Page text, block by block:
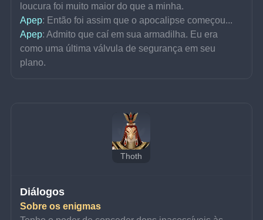
loucura foi muito maior do que a minha.
Apep: Então foi assim que o apocalipse começou...
Apep: Admito que caí em sua armadilha. Eu era
como uma última válvula de segurança em seu
plano.
Thoth
Diálogos
Sobre os enigmas